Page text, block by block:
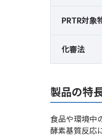
PRTR対象
化審法
製品の特
食品や環境中
酵素基質反応